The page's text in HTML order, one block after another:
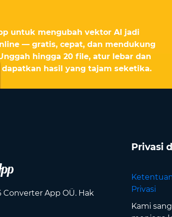
untuk mengubah vektor AI jadi
— gratis, cepat, dan mendukung
hingga 20 file, atur lebar dan
hasil yang tajam seketika.
App OÜ. Hak
Privasi
Privasi
Kami